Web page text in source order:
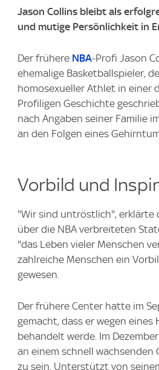
Jason Collins bleibt als
und mutige Persönlichkeit in
Der frühere NBA-Profi Jason
ehemalige Basketballspieler,
homosexueller Athlet in einer
Profiligen Geschichte
nach Angaben seiner Familie
an den Folgen eines
Vorbild und
"Wir sind untröstlich", erklärte
über die NBA verbreiteten
"das Leben vieler Menschen
zahlreiche Menschen ein
gewesen.
Der frühere Center hatte im
gemacht, dass er wegen eines
behandelt werde. Im
an einem schnell
zu sein. Unterstützt von